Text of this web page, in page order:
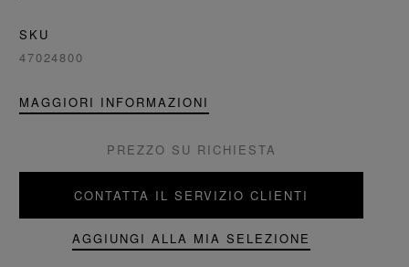
SKU
47024800
MAGGIORI INFORMAZIONI
PREZZO SU RICHIESTA
CONTATTA IL SERVIZIO CLIENTI
AGGIUNGI ALLA MIA SELEZIONE